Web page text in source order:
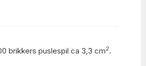
brikkers puslespil ca 3,3 cm2.